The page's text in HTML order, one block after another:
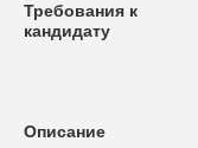
Требования к
кандидату
Описание